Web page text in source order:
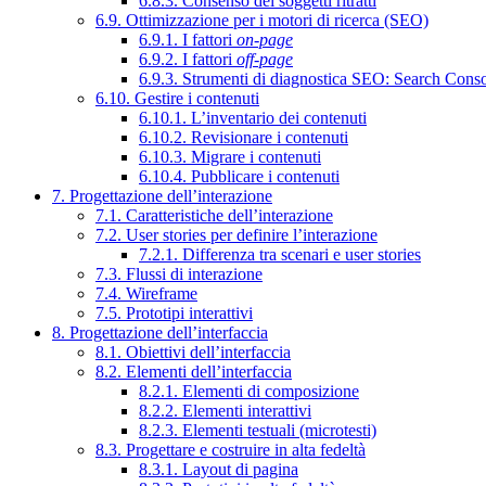
6.9. Ottimizzazione per i motori di ricerca (SEO)
6.9.1. I fattori on-page
6.9.2. I fattori off-page
6.9.3. Strumenti di diagnostica SEO: Search
6.10. Gestire i contenuti
6.10.1. L’inventario dei contenuti
6.10.2. Revisionare i contenuti
6.10.3. Migrare i contenuti
6.10.4. Pubblicare i contenuti
7. Progettazione dell’interazione
7.1. Caratteristiche dell’interazione
7.2. User stories per definire l’interazione
7.2.1. Differenza tra scenari e user stories
7.3. Flussi di interazione
7.4. Wireframe
7.5. Prototipi interattivi
8. Progettazione dell’interfaccia
8.1. Obiettivi dell’interfaccia
8.2. Elementi dell’interfaccia
8.2.1. Elementi di composizione
8.2.2. Elementi interattivi
8.2.3. Elementi testuali (microtesti)
8.3. Progettare e costruire in alta fedeltà
8.3.1. Layout di pagina